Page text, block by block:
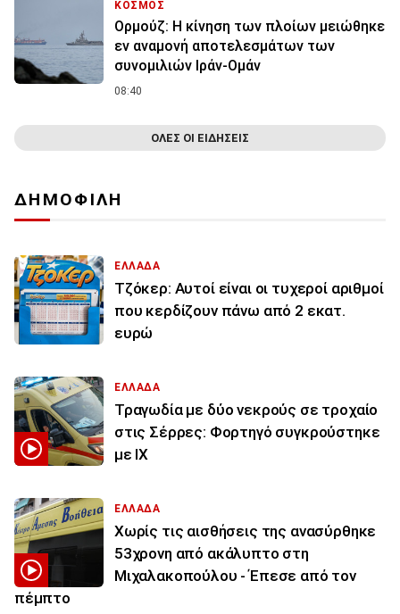
ΚΟΣΜΟΣ
Ορμούζ: Η κίνηση των πλοίων μειώθηκε
εν αναμονή αποτελεσμάτων των
συνομιλιών Ιράν-Ομάν
08:40
ΟΛΕΣ ΟΙ ΕΙΔΗΣΕΙΣ
ΔΗΜΟΦΙΛΗ
ΕΛΛΑΔΑ
Τζόκερ: Αυτοί είναι οι τυχεροί αριθμοί
που κερδίζουν πάνω από 2 εκατ.
ευρώ
ΕΛΛΑΔΑ
Τραγωδία με δύο νεκρούς σε τροχαίο
στις Σέρρες: Φορτηγό συγκρούστηκε
με ΙΧ
ΕΛΛΑΔΑ
Χωρίς τις αισθήσεις της ανασύρθηκε
53χρονη από ακάλυπτο στη
Μιχαλακοπούλου - Έπεσε από τον
πέμπτο